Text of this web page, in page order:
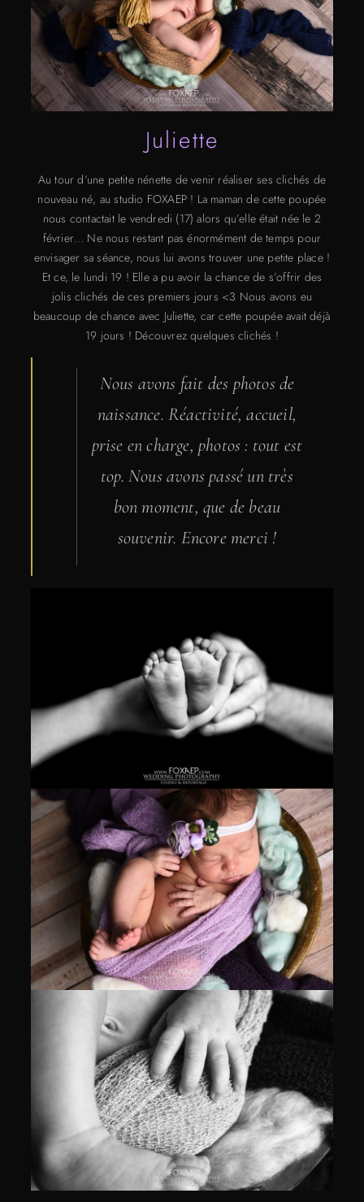
Juliette
Au tour d’une petite nénette de venir réaliser ses clichés de
nouveau né, au studio FOXAEP ! La maman de cette poupée
nous contactait le vendredi (17) alors qu’elle était née le 2
février… Ne nous restant pas énormément de temps pour
envisager sa séance, nous lui avons trouver une petite place !
Et ce, le lundi 19 ! Elle a pu avoir la chance de s’offrir des
jolis clichés de ces premiers jours <3 Nous avons eu
beaucoup de chance avec Juliette, car cette poupée avait déjà
19 jours ! Découvrez quelques clichés !
Nous avons fait des photos de
naissance. Réactivité, accueil,
prise en charge, photos : tout est
top. Nous avons passé un très
bon moment, que de beau
souvenir. Encore merci !